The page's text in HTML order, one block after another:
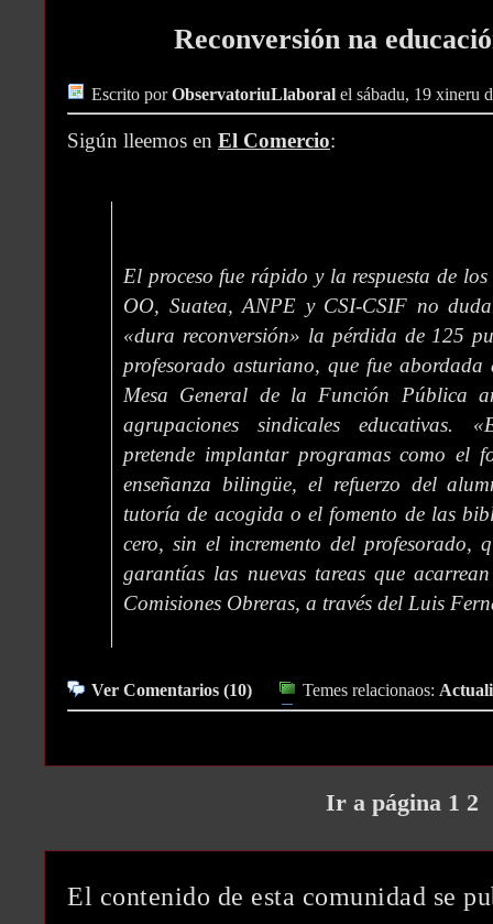
Reconversión na
Escrito porObservatoriuLlaboral el sábadu, 19 xineru
Sigún lleemos en El Comercio:
El proceso fue rápido y la respuesta de
OO, Suatea, ANPE y CSI-CSIF no
«dura reconversión» la pérdida de 125
profesorado asturiano, que fue
Mesa General de la Función Pública
agrupaciones sindicales educativas.
pretende implantar programas como el
enseñanza bilingüe, el refuerzo del
tutoría de acogida o el fomento de las
cero, sin el incremento del profesorado,
garantías las nuevas tareas que
Comisiones Obreras, a través del Luis
Ver Comentarios (10) Temes relacionaos:
Ir a página 1 2
El contenido de esta comunidad se